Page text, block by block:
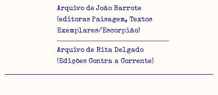
Arquivo de João Barrote
(editoras Paisagem, Textos
Exemplares/Escorpião)
Arquivo de Rita Delgado
(Edições Contra a Corrente)